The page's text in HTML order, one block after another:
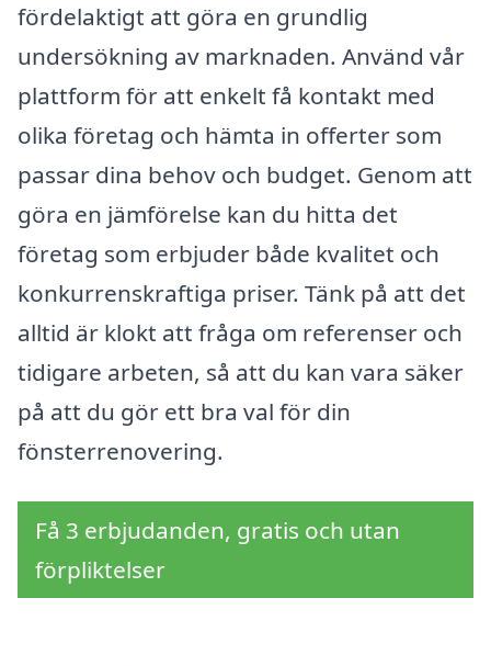
fördelaktigt att göra en grundlig
undersökning av marknaden. Använd vår
plattform för att enkelt få kontakt med
olika företag och hämta in offerter som
passar dina behov och budget. Genom att
göra en jämförelse kan du hitta det
företag som erbjuder både kvalitet och
konkurrenskraftiga priser. Tänk på att det
alltid är klokt att fråga om referenser och
tidigare arbeten, så att du kan vara säker
på att du gör ett bra val för din
fönsterrenovering.
Få 3 erbjudanden, gratis och utan
förpliktelser